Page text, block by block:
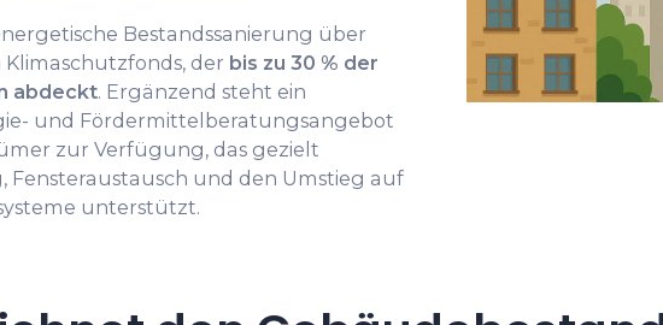
Bestandssanierung über
der bis zu 30 % der
abdeckt. Ergänzend steht ein
und Fördermittelberatungsangebot
zur Verfügung, das gezielt
und den Umstieg auf
unterstützt.